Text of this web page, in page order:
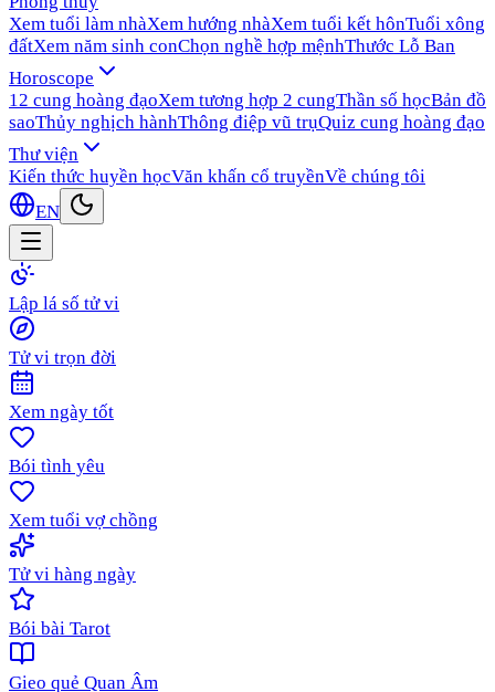
Xem tuổi làm nhàXem hướng nhàXem tuổi kết hônTuổi xông
đấtXem năm sinh conChọn nghề hợp mệnhThước Lỗ Ban
Horoscope
12 cung hoàng đạoXem tương hợp 2 cungThần số họcBản đồ
saoThủy nghịch hànhThông điệp vũ trụQuiz cung hoàng đạo
Thư viện
Kiến thức huyền họcVăn khấn cổ truyềnVề chúng tôi
EN
Lập lá số tử vi
Tử vi trọn đời
Xem ngày tốt
Bói tình yêu
Xem tuổi vợ chồng
Tử vi hàng ngày
Bói bài Tarot
Gieo quẻ Quan Âm